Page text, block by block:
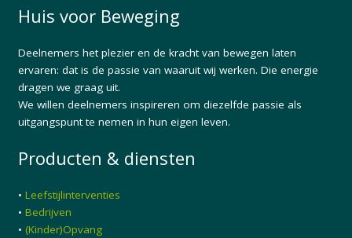
Huis voor Beweging
Deelnemers het plezier en de kracht van bewegen laten
ervaren: dat is de passie van waaruit wij werken. Die energie
dragen we graag uit.
We willen deelnemers inspireren om diezelfde passie als
uitgangspunt te nemen in hun eigen leven.
Producten & diensten
• Leefstijlinterventies
• Bedrijven
• (Kinder)Opvang